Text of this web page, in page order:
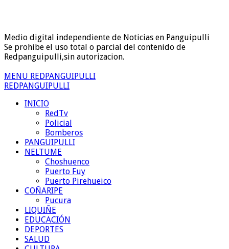
Medio digital independiente de Noticias en Panguipulli
Se prohibe el uso total o parcial del contenido de
Redpanguipulli,sin autorizacion.
MENU REDPANGUIPULLI
REDPANGUIPULLI
INICIO
RedTv
Policial
Bomberos
PANGUIPULLI
NELTUME
Choshuenco
Puerto Fuy
Puerto Pirehueico
COÑARIPE
Pucura
LIQUIÑE
EDUCACIÓN
DEPORTES
SALUD